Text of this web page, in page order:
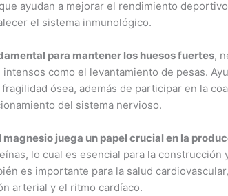
ayudan a mejorar el rendimiento
el sistema inmunológico.
para mantener los huesos fuertes,
como el levantamiento de pesas.
ósea, además de participar en la
del sistema nervioso.
magnesio juega un papel crucial en la
lo cual es esencial para la construcción
es importante para la salud
arterial y el ritmo cardíaco.